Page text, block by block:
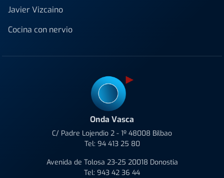
Javier Vizcaino
Cocina con nervio
Onda Vasca
C/ Padre Lojendio 2 - 1º 48008 Bilbao
Tel: 94 413 25 80
Avenida de Tolosa 23-25 20018 Donostia
Tel: 943 42 36 44